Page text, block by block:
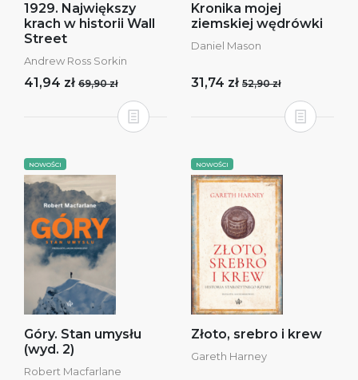
1929. Największy
krach w historii Wall
Street
Andrew Ross Sorkin
41,94 zł 69,90 zł
Kronika mojej
ziemskiej wędrówki
Daniel Mason
31,74 zł 52,90 zł
NOWOŚCI
Góry. Stan umysłu
(wyd. 2)
Robert Macfarlane
NOWOŚCI
Złoto, srebro i krew
Gareth Harney